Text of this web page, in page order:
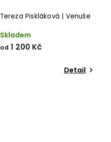
Tereza Piskláková | Venuše
Skladem
od 1 200 Kč
Detail